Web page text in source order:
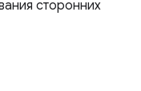
сторонних